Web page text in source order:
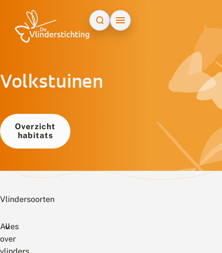
Volkstuinen
Overzicht
habitats
Vlindersoorten
Alles
over
vlinders